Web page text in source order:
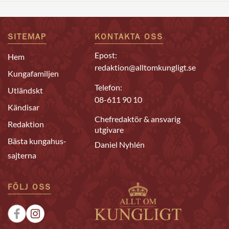
SITEMAP
Hem
Kungafamiljen
Utländskt
Kändisar
Redaktion
Bästa kungahus-
sajterna
KONTAKTA OSS
Epost:
redaktion@alltomkungligt.se
Telefon:
08-611 90 10
Chefredaktör & ansvarig
utgivare
Daniel Nyhlén
FÖLJ OSS